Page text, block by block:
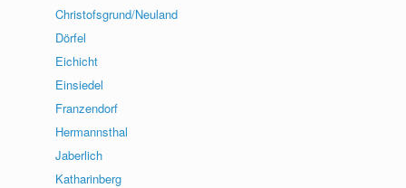
Christofsgrund/Neuland
Dörfel
Eichicht
Einsiedel
Franzendorf
Hermannsthal
Jaberlich
Katharinberg